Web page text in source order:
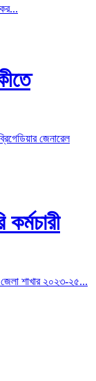
জেনারেল
জেলা শাখার ২০২৩-২৫...